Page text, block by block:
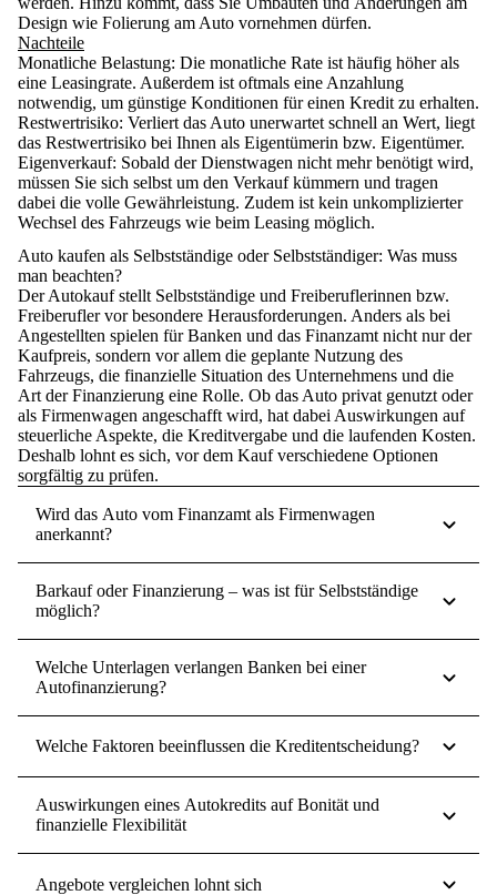
Design wie Folierung am Auto vornehmen dürfen.
Nachteile
Monatliche Belastung: Die monatliche Rate ist häufig höher als
eine Leasingrate. Außerdem ist oftmals eine Anzahlung
notwendig, um günstige Konditionen für einen Kredit zu erhalten.
Restwertrisiko: Verliert das Auto unerwartet schnell an Wert, liegt
das Restwertrisiko bei Ihnen als Eigentümerin bzw. Eigentümer.
Eigenverkauf: Sobald der Dienstwagen nicht mehr benötigt wird,
müssen Sie sich selbst um den Verkauf kümmern und tragen
dabei die volle Gewährleistung. Zudem ist kein unkomplizierter
Wechsel des Fahrzeugs wie beim Leasing möglich.
Auto kaufen als Selbstständige oder Selbstständiger: Was muss
man beachten?
Der Autokauf stellt Selbstständige und Freiberuflerinnen bzw.
Freiberufler vor besondere Herausforderungen. Anders als bei
Angestellten spielen für Banken und das Finanzamt nicht nur der
Kaufpreis, sondern vor allem die geplante Nutzung des
Fahrzeugs, die finanzielle Situation des Unternehmens und die
Art der Finanzierung eine Rolle. Ob das Auto privat genutzt oder
als Firmenwagen angeschafft wird, hat dabei Auswirkungen auf
steuerliche Aspekte, die Kreditvergabe und die laufenden Kosten.
Deshalb lohnt es sich, vor dem Kauf verschiedene Optionen
sorgfältig zu prüfen.
Wird das Auto vom Finanzamt als Firmenwagen
anerkannt?
Barkauf oder Finanzierung – was ist für Selbstständige
möglich?
Welche Unterlagen verlangen Banken bei einer
Autofinanzierung?
Welche Faktoren beeinflussen die Kreditentscheidung?
Auswirkungen eines Autokredits auf Bonität und
finanzielle Flexibilität
Angebote vergleichen lohnt sich